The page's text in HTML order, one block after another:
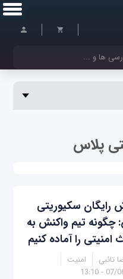
پلاس
رایگان سکیوریتی
چگونه تیم واکنش به
امنیتی را آماده کنیم
تائبی
امنیت
07/06/